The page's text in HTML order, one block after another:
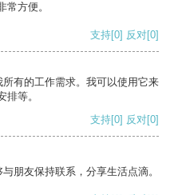
方便。
支持[0] 反对[0]
有的工作需求。我可以使用它来
等。
支持[0] 反对[0]
朋友保持联系，分享生活点滴。